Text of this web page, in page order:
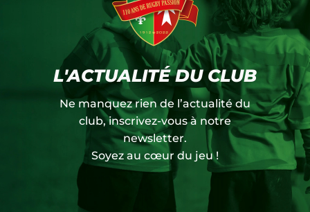
L'ACTUALITÉ DU CLUB
Ne manquez rien de l’actualité du
club, inscrivez-vous à notre
newsletter.
Soyez au cœur du jeu !